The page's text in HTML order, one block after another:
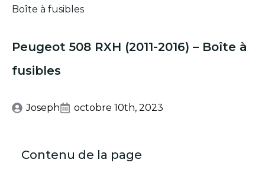
Boîte à fusibles
Peugeot 508 RXH (2011-2016) – Boîte à
fusibles
Joseph octobre 10th, 2023
Contenu de la page